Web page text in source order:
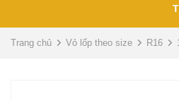
Trang chủ Vỏ lốp theo size R16